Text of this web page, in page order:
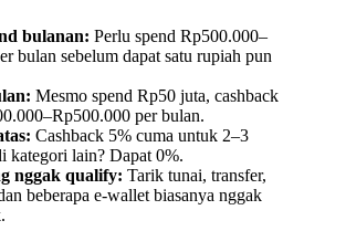
bulanan: Perlu spend Rp500.000–
bulan sebelum dapat satu rupiah pun
Mesmo spend Rp50 juta, cashback
per bulan.
Cashback 5% cuma untuk 2–3
kategori lain? Dapat 0%.
nggak qualify: Tarik tunai, transfer,
beberapa e-wallet biasanya nggak